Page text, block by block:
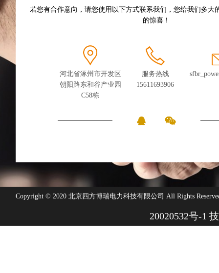
若您有合作意向，请您使用以下方式联系我们，您给我们多大
的惊喜！
河北省涿州市开发区
朝阳路东和谷产业园
C58栋
服务热线
15611693906
Copyright © 2020 北京四方博瑞电力科技有限公司 All Rights
20020532号-1